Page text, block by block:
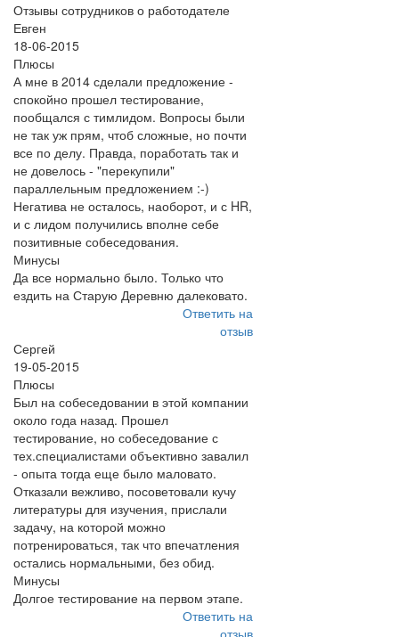
Отзывы сотрудников о работодателе
Евген
18-06-2015
Плюсы
А мне в 2014 сделали предложение -
спокойно прошел тестирование,
пообщался с тимлидом. Вопросы были
не так уж прям, чтоб сложные, но почти
все по делу. Правда, поработать так и
не довелось - "перекупили"
параллельным предложением :-)
Негатива не осталось, наоборот, и с HR,
и с лидом получились вполне себе
позитивные собеседования.
Минусы
Да все нормально было. Только что
ездить на Старую Деревню далековато.
Ответить на
отзыв
Сергей
19-05-2015
Плюсы
Был на собеседовании в этой компании
около года назад. Прошел
тестирование, но собеседование с
тех.специалистами объективно завалил
- опыта тогда еще было маловато.
Отказали вежливо, посоветовали кучу
литературы для изучения, прислали
задачу, на которой можно
потренироваться, так что впечатления
остались нормальными, без обид.
Минусы
Долгое тестирование на первом этапе.
Ответить на
отзыв